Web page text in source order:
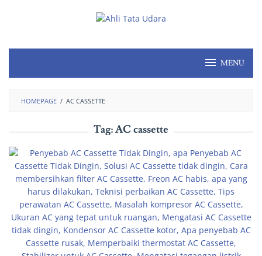
MENU
HOMEPAGE / AC CASSETTE
Tag:AC cassette